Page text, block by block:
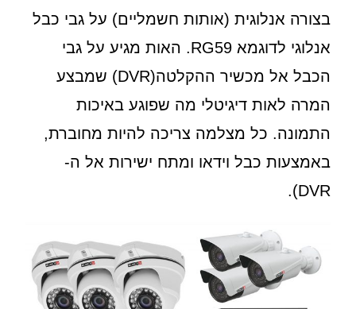
בצורה אנלוגית (אותות חשמליים) על גבי כבל
אנלוגי לדוגמא RG59. האות מגיע על גבי
הכבל אל מכשיר ההקלטה(DVR) שמבצע
המרה לאות דיגיטלי מה שפוגע באיכות
התמונה. כל מצלמה צריכה להיות מחוברת,
באמצעות כבל וידאו ומתח ישירות אל ה-
DVR).